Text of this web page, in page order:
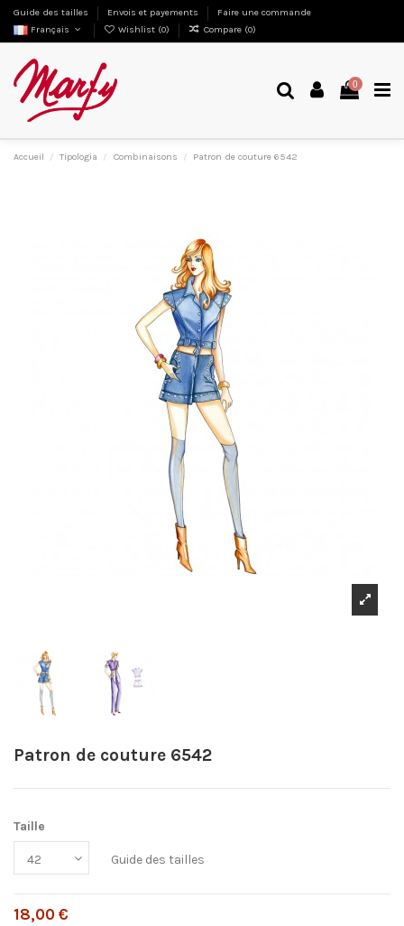
Guide des tailles Envois et payements
Faire une commande
Français
Wishlist (0) Compare (0)
0
Accueil Tipologia Combinaisons Patron de couture 6542
Patron de couture 6542
Taille
Guide des tailles
18,00 €